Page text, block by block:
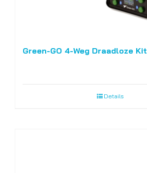
Green-GO 4-Weg Draadloze Kit
Details